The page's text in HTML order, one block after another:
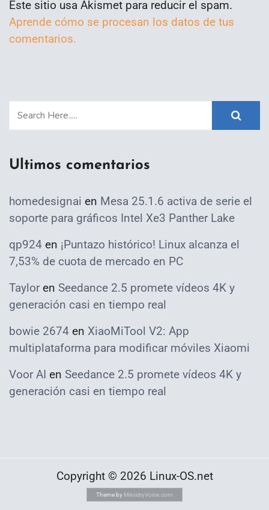
Este sitio usa Akismet para reducir el spam.
Aprende cómo se procesan los datos de tus
comentarios.
Ultimos comentarios
homedesignai en Mesa 25.1.6 activa de serie el
soporte para gráficos Intel Xe3 Panther Lake
qp924 en ¡Puntazo histórico! Linux alcanza el
7,53% de cuota de mercado en PC
Taylor en Seedance 2.5 promete vídeos 4K y
generación casi en tiempo real
bowie 2674 en XiaoMiTool V2: App
multiplataforma para modificar móviles Xiaomi
Voor AI en Seedance 2.5 promete vídeos 4K y
generación casi en tiempo real
Copyright © 2026 Linux-OS.net
Theme by MinistryVoice.com